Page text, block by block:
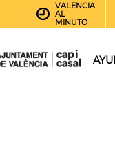
VALENCIA
AL
MINUTO